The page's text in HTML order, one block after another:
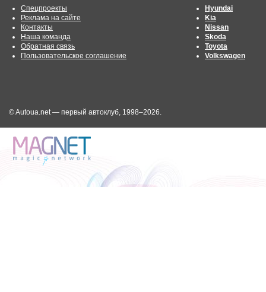
Спецпроекты
Реклама на сайте
Контакты
Наша команда
Обратная связь
Пользовательское соглашение
Hyundai
Kia
Nissan
Skoda
Toyota
Volkswagen
© Autoua.net — первый автоклуб, 1998–2026.